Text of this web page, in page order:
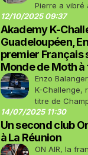
Pierre a vibré
12/10/2025 09:37
Akademy K-
Guadeloupéen,
premier Français
Monde de Moth à
Enzo
K-Challenge,
titre de
14/07/2025 11:30
Un second club
à La Réunion
ON AIR, la